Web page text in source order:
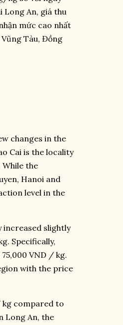
Long An, giá thu
mức cao nhất
Tàu, Đồng
changes in the
Cai is the locality
the
Hanoi and
level in the
increased slightly
Specifically,
VND / kg.
with the price
kg compared to
Long An, the